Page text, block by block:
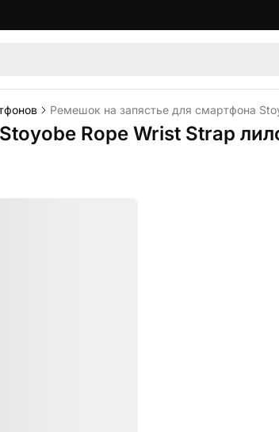
Ремешок на запястье для смартфона
Rope Wrist Strap